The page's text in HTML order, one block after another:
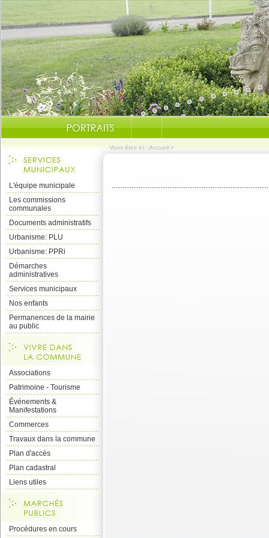
Vous êtes ici : Accueil >
L'équipe municipale
Les commissions
communales
Documents administratifs
Urbanisme: PLU
Urbanisme: PPRi
Démarches
administratives
Services municipaux
Nos enfants
Permanences de la mairie
au public
Associations
Patrimoine - Tourisme
Événements &
Manifestations
Commerces
Travaux dans la commune
Plan d'accès
Plan cadastral
Liens utiles
Procédures en cours